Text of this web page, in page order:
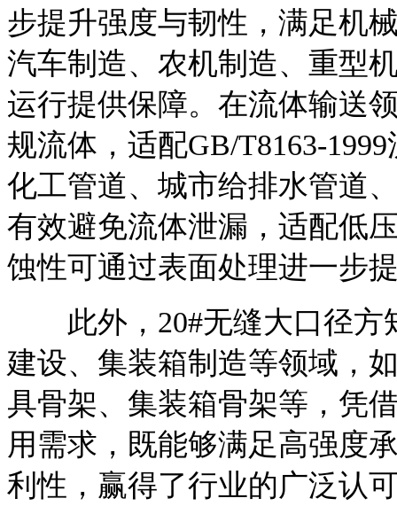
步提升强度与韧性，满足机
汽车制造、农机制造、重型
运行提供保障。在流体输送
规流体，适配GB/T8163-
化工管道、城市给排水管道
有效避免流体泄漏，适配低
蚀性可通过表面处理进一步
此外，20#无缝大口径方
建设、集装箱制造等领域，
具骨架、集装箱骨架等，凭
用需求，既能够满足高强度
利性，赢得了行业的广泛认